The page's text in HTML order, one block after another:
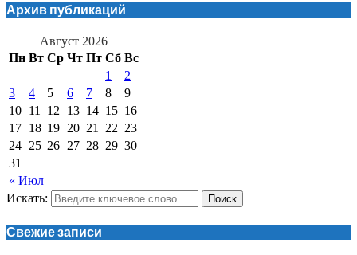
Архив публикаций
Август 2026
Пн Вт Ср Чт Пт Сб Вс
« Июл
1
2
3
4 5 6 7 8
9
10 11 12 13 14 15 16
17 18 19 20 21 22 23
24 25 26 27 28 29 30
31
Искать: Поиск
Свежие записи